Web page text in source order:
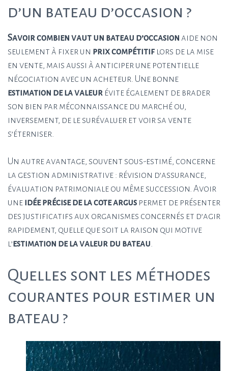
d’un bateau d’occasion ?
Savoir combien vaut un bateau d’occasion aide non
seulement à fixer un prix compétitif lors de la mise
en vente, mais aussi à anticiper une potentielle
négociation avec un acheteur. Une bonne
estimation de la valeur évite également de brader
son bien par méconnaissance du marché ou,
inversement, de le surévaluer et voir sa vente
s’éterniser.
Un autre avantage, souvent sous-estimé, concerne
la gestion administrative : révision d’assurance,
évaluation patrimoniale ou même succession. Avoir
une idée précise de la cote argus permet de présenter
des justificatifs aux organismes concernés et d’agir
rapidement, quelle que soit la raison qui motive
l’estimation de la valeur du bateau.
Quelles sont les méthodes
courantes pour estimer un
bateau ?